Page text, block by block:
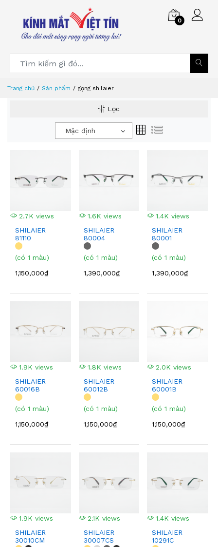
0
Trang chủ Sản phẩm gọng shilaier
Lọc
Mặc định
2.7K views
SHILAIER
81110
(có 1 màu)
1,150,000₫
1.6K views
SHILAIER
80004
(có 1 màu)
1,390,000₫
1.4K views
SHILAIER
80001
(có 1 màu)
1,390,000₫
1.9K views
SHILAIER
60016B
(có 1 màu)
1,150,000₫
1.8K views
SHILAIER
60012B
(có 1 màu)
1,150,000₫
2.0K views
SHILAIER
60001B
(có 1 màu)
1,150,000₫
1.9K views
SHILAIER
30010CM
2.1K views
SHILAIER
30007CS
1.4K views
SHILAIER
10291C